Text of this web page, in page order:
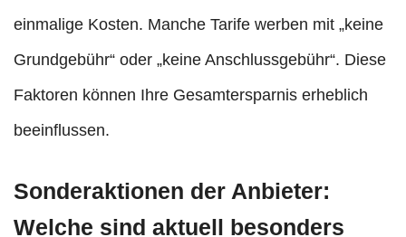
einmalige Kosten. Manche Tarife werben mit „keine
Grundgebühr“ oder „keine Anschlussgebühr“. Diese
Faktoren können Ihre Gesamtersparnis erheblich
beeinflussen.
Sonderaktionen der Anbieter:
Welche sind aktuell besonders